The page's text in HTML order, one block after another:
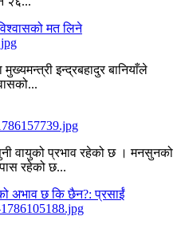
मत लिने
इन्द्रबहादुर बानियाँले
वायुको प्रभाव रहेको छ । मनसुनको
रहेको छ...
अभाव छ कि छैन?: प्रसाईं